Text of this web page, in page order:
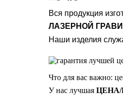
Вся продукция
ЛАЗЕРНОЙ
Наши изделия
Что для вас важно:
У нас лучшая